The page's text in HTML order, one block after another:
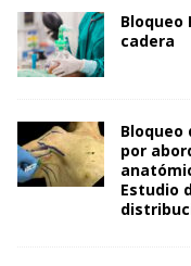
Bloqueo
cadera
Bloqueo
por
Estudio